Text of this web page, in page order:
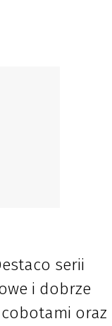
serii
i dobrze
oraz